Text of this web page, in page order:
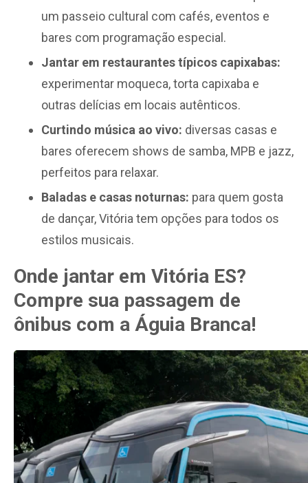
um passeio cultural com cafés, eventos e
bares com programação especial.
Jantar em restaurantes típicos capixabas:
experimentar moqueca, torta capixaba e
outras delícias em locais autênticos.
Curtindo música ao vivo: diversas casas e
bares oferecem shows de samba, MPB e jazz,
perfeitos para relaxar.
Baladas e casas noturnas: para quem gosta
de dançar, Vitória tem opções para todos os
estilos musicais.
Onde jantar em Vitória ES?
Compre sua passagem de
ônibus com a Águia Branca!